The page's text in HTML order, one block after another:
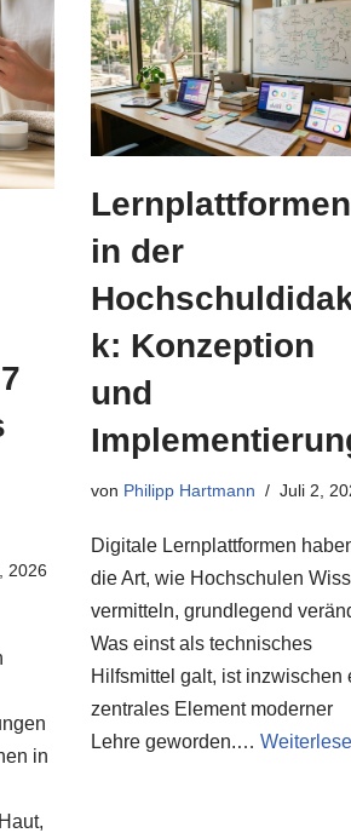
2026
in
Lernplattformen
in der
k: Konzeption
und
von Philipp Hartmann Juli 2,
Digitale Lernplattformen
die Art, wie Hochschulen
vermitteln, grundlegend
Was einst als technisches
Hilfsmittel galt, ist inzwischen
zentrales Element moderner
Lehre geworden.…